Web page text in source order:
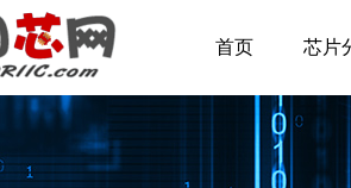
首页 芯片